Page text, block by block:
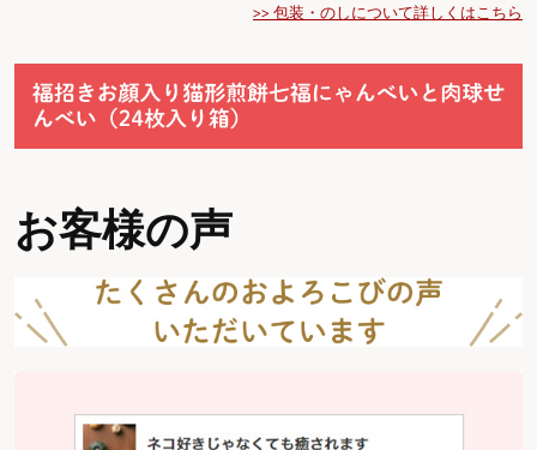
>> 包装・のしについて詳しくはこちら
お客様の声